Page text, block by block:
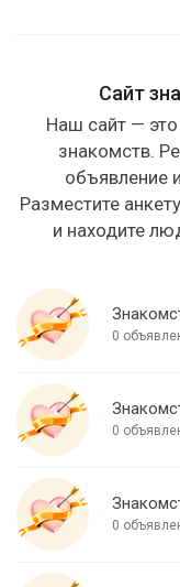
Сайт
Наш сайт —
знакомств.
объявление
Разместите
и находите
0
0
0